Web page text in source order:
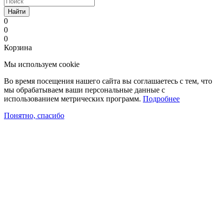
Найти
0
0
0
Корзина
Мы используем cookie
Во время посещения нашего сайта вы соглашаетесь с тем, что
мы обрабатываем ваши персональные данные с
использованием метрических программ. Подробнее
Понятно, спасибо